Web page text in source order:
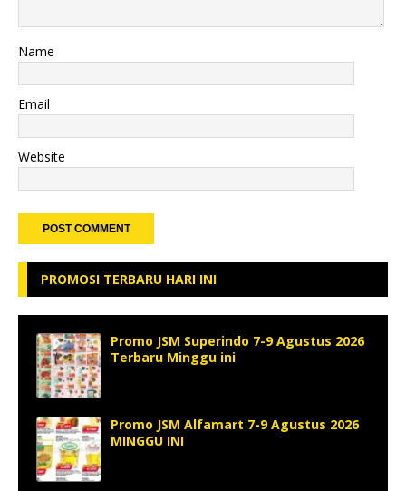
Name
Email
Website
PROMOSI TERBARU HARI INI
Promo JSM Superindo 7-9 Agustus 2026
Terbaru Minggu ini
Promo JSM Alfamart 7-9 Agustus 2026
MINGGU INI